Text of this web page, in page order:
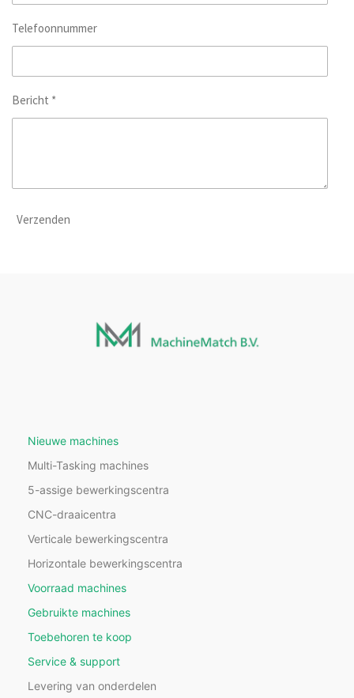
Telefoonnummer
Bericht *
Verzenden
Nieuwe machines
Multi-Tasking machines
5-assige bewerkingscentra
CNC-draaicentra
Verticale bewerkingscentra
Horizontale bewerkingscentra
Voorraad machines
Gebruikte machines
Toebehoren te koop
Service & support
Levering van onderdelen